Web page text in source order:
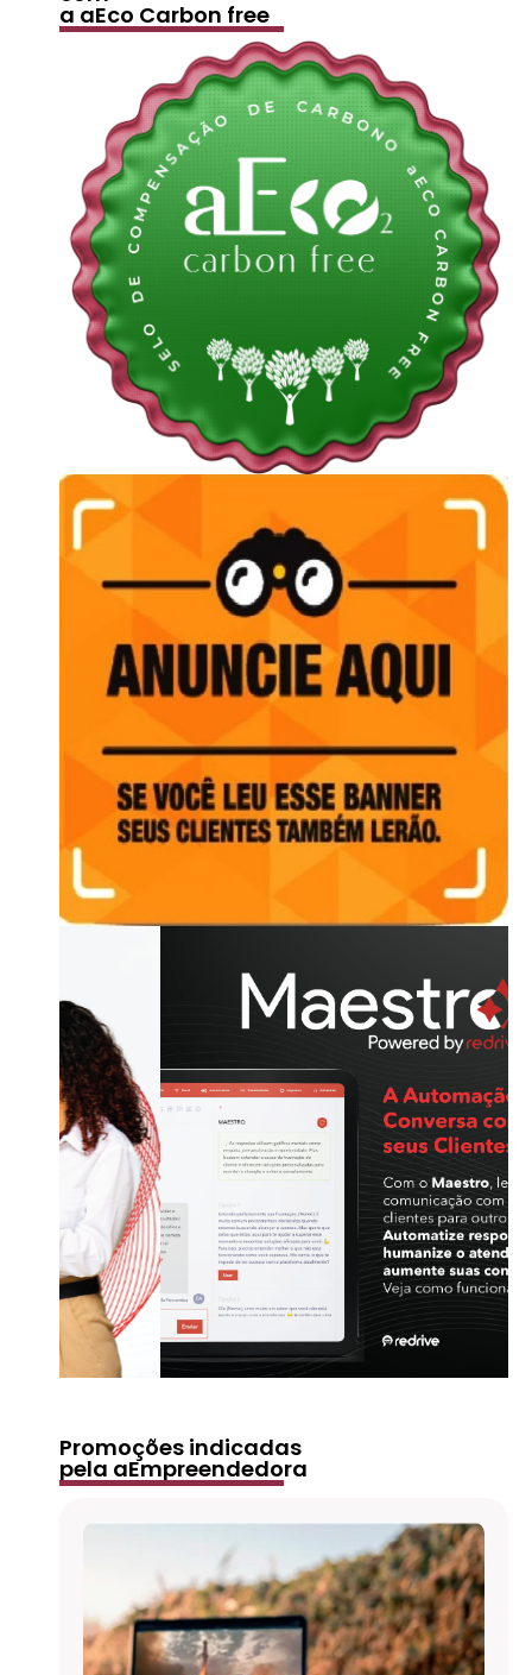
a aEco Carbon free
Promoções indicadas
pela aEmpreendedora